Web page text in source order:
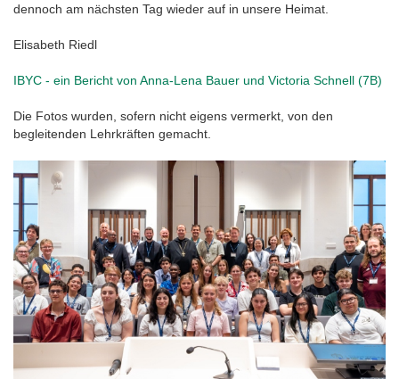
dennoch am nächsten Tag wieder auf in unsere Heimat.
Elisabeth Riedl
IBYC - ein Bericht von Anna-Lena Bauer und Victoria Schnell (7B)
Die Fotos wurden, sofern nicht eigens vermerkt, von den
begleitenden Lehrkräften gemacht.